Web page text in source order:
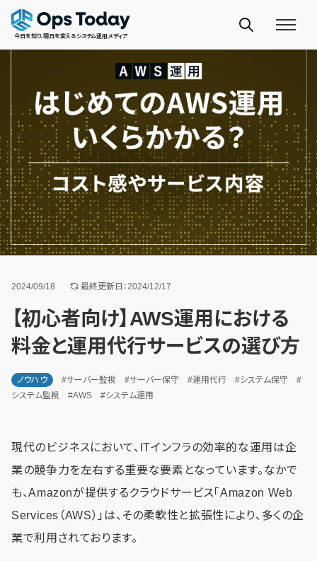
今日を知り、明日を変えるシステム運用メディア
2024/09/18 最終更新日：2024/12/17
【初心者向け】AWS運用における
料金と運用代行サービスの選び方
ノウハウ #サーバー監視 #サーバー保守 #運用代行 #システム保守
#
システム監視
#AWS #システム運用
現代のビジネスにおいて、ITインフラの効率的な運用は企
業の競争力を左右する重要な要素となっています。なかで
も、Amazonが提供するクラウドサービス「Amazon Web
Services（AWS）」は、その柔軟性と拡張性により、多くの企
業で利用されております。